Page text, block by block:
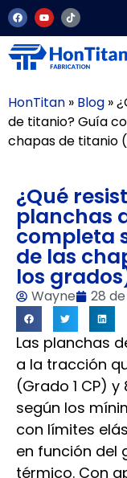
HonTitan » Blog »
de titanio? Guía
chapas de titanio
¿Qué
planchas
completa
de las
los
Wayne 28
Las planchas
a la tracción
(Grado 1 CP)
según los
con límites
en función del
térmico. Con